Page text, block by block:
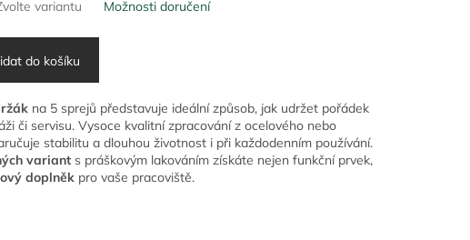
variantu Možnosti doručení
do košíku
na 5 sprejů představuje ideální způsob, jak udržet pořádek
či servisu. Vysoce kvalitní zpracování z ocelového nebo
stabilitu a dlouhou životnost i při každodenním používání.
variant s práškovým lakováním získáte nejen funkční prvek,
doplněk pro vaše pracoviště.